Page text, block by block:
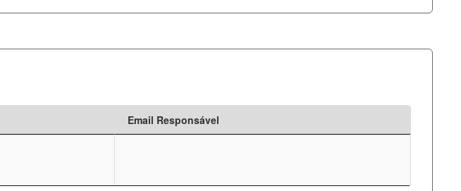
Email Responsável